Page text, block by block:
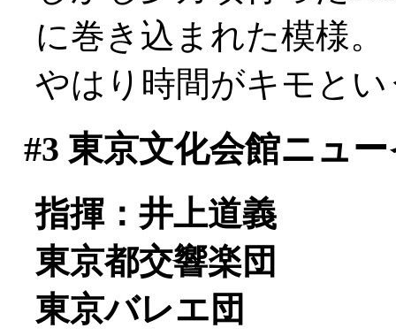
に巻き込まれた模様。
やはり時間がキモと
#3 東京文化会館ニュ
指揮：井上道義
東京都交響楽団
東京バレエ団